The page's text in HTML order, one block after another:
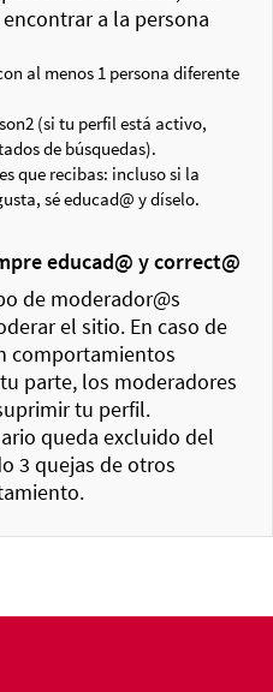
a la persona
al menos 1 persona diferente
(si tu perfil está activo,
de búsquedas).
que recibas: incluso si la
sé educad@ y díselo.
educad@ y correct@
de moderador@s
el sitio. En caso de
comportamientos
parte, los moderadores
tu perfil.
queda excluido del
3 quejas de otros